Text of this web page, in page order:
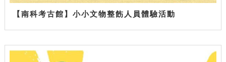
【南科考古館】小小文物整飭人員體驗活動